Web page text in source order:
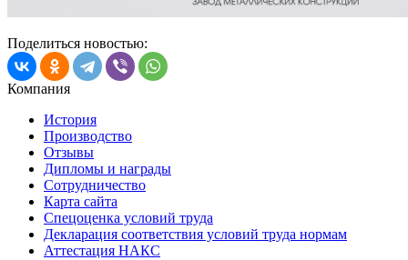
Поделиться новостью:
Компания
История
Производство
Отзывы
Дипломы и награды
Сотрудничество
Карта сайта
Спецоценка условий труда
Декларация соответствия условий труда нормам
Аттестация НАКС